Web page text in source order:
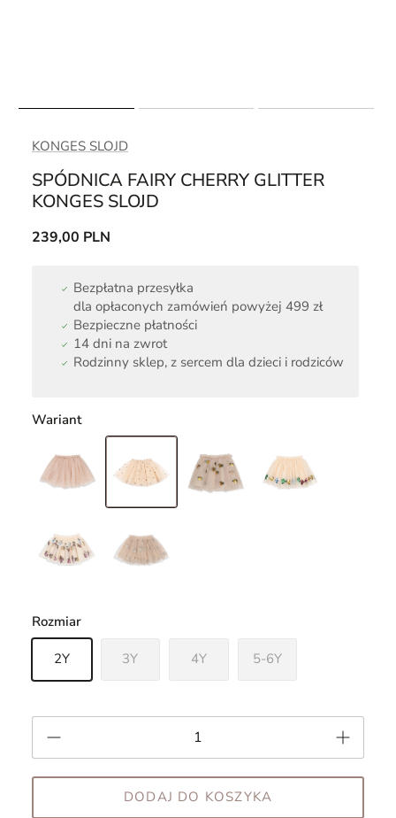
KONGES SLOJD
SPÓDNICA FAIRY CHERRY GLITTER
KONGES SLOJD
239,00 PLN
Bezpłatna przesyłka
dla opłaconych zamówień powyżej 499 zł
Bezpieczne płatności
14 dni na zwrot
Rodzinny sklep, z sercem dla dzieci i rodziców
Wariant
Rozmiar
2Y 3Y 4Y 5-6Y
DODAJ DO KOSZYKA